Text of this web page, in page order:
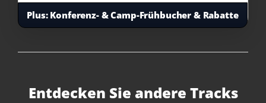
Plus:Konferenz- & Camp-Frühbucher & Rabatte
Entdecken Sie andere Tracks